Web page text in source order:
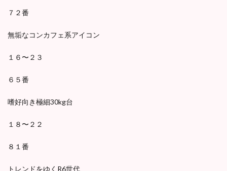
７２番
無垢なコンカフェ系アイコン
１６〜２３
６５番
嗜好向き極細30kg台
１８〜２２
８１番
トレンドをゆくR6世代